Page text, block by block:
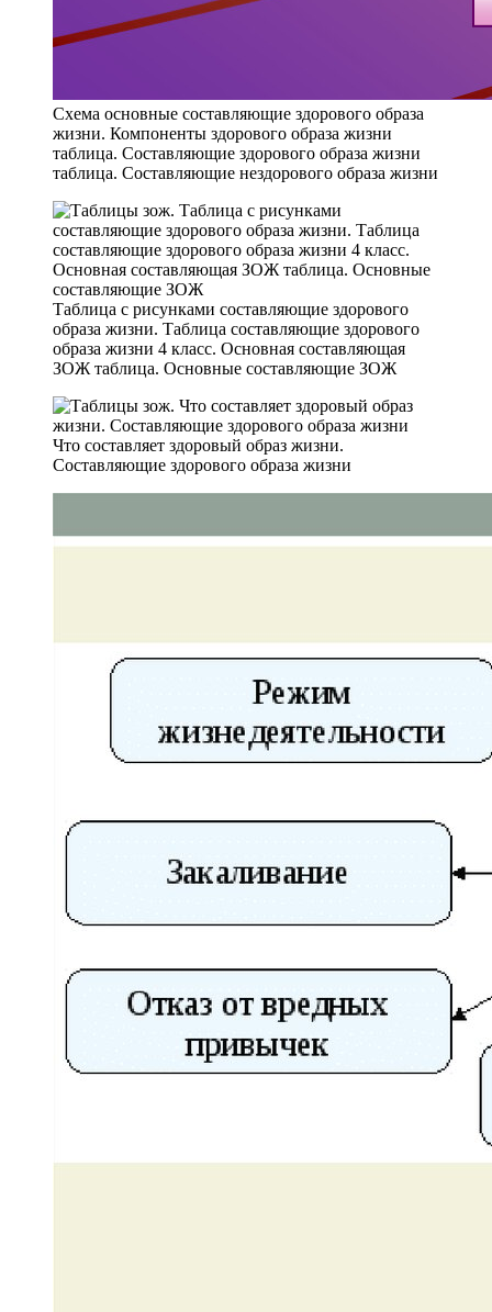
Схема основные составляющие здорового образа
жизни. Компоненты здорового образа жизни
таблица. Составляющие здорового образа жизни
таблица. Составляющие нездорового образа жизни
Таблица с рисунками составляющие здорового
образа жизни. Таблица составляющие здорового
образа жизни 4 класс. Основная составляющая
ЗОЖ таблица. Основные составляющие ЗОЖ
Что составляет здоровый образ жизни.
Составляющие здорового образа жизни